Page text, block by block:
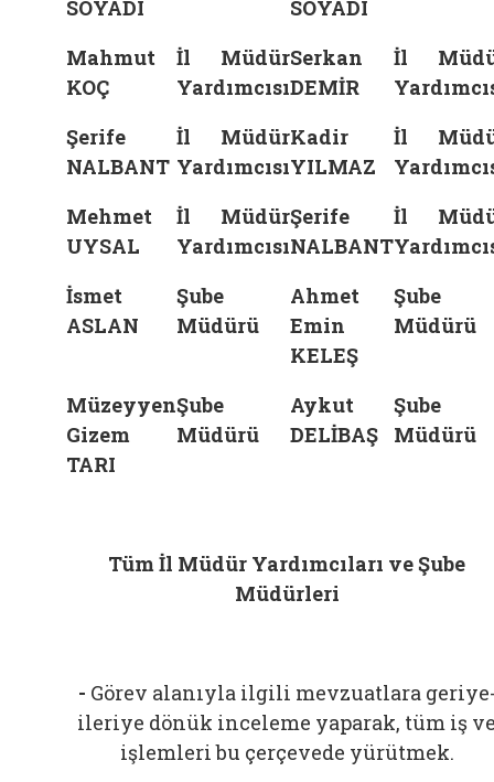
SOYADI
SOYADI
Mahmut
KOÇ
İl Müdür
Yardımcısı
Serkan
DEMİR
İl
Şerife
NALBANT
İl Müdür
Yardımcısı
Kadir
YILMAZ
İl
Mehmet
UYSAL
İl Müdür
Yardımcısı
Şerife
NALBANT
İl
İsmet
ASLAN
Şube
Müdürü
Ahmet
Emin
KELEŞ
Şube
Müdürü
Müzeyyen
Gizem
TARI
Şube
Müdürü
Aykut
DELİBAŞ
Şube
Müdürü
Tüm İl Müdür Yardımcıları ve Şube
Müdürleri
- Görev alanıyla ilgili mevzuatlara
ileriye dönük inceleme yaparak, tüm iş
işlemleri bu çerçevede yürütmek.